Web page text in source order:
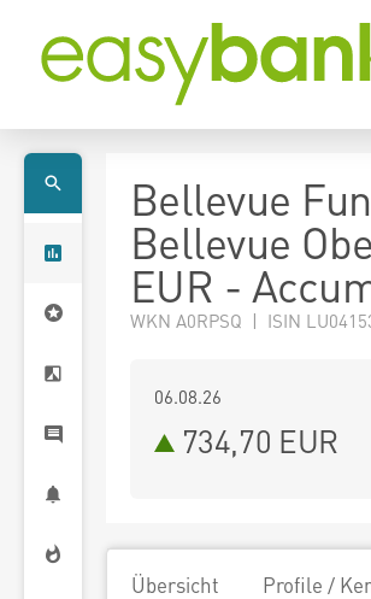
Bellevue
Bellevue
EUR -
WKN A0RPSQ | ISIN
06.08.26
734,70 EUR
Übersicht Profile /